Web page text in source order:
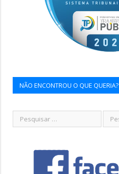
NÃO ENCONTROU O QUE QUERIA?